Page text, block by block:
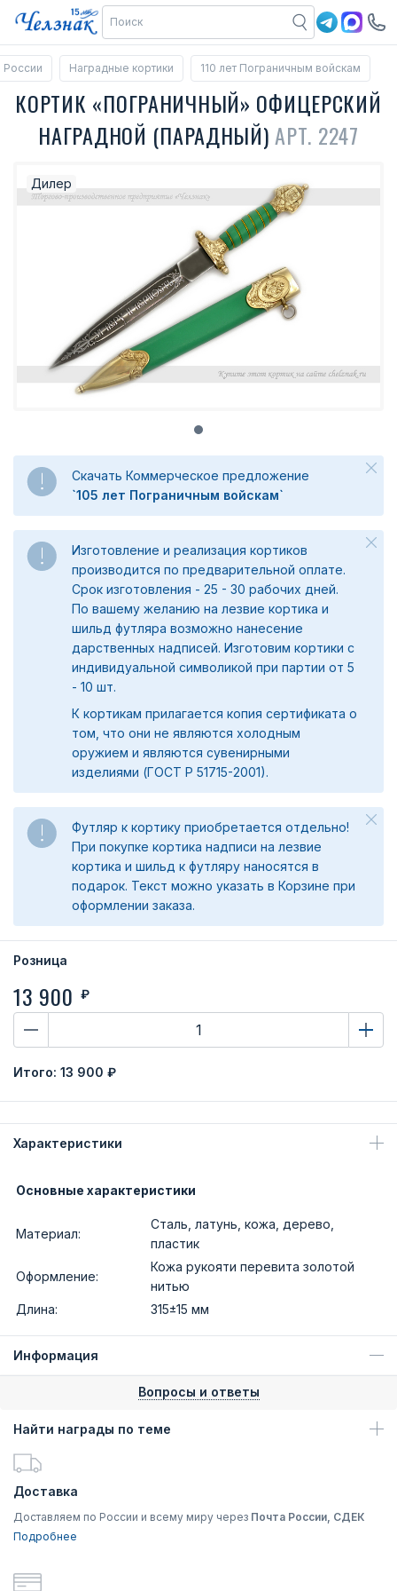
Наградные кортики 110 лет Пограничным войскам
КОРТИК «ПОГРАНИЧНЫЙ» ОФИЦЕРСКИЙ
НАГРАДНОЙ (ПАРАДНЫЙ)АРТ. 2247
Дилер
Скачать Коммерческое предложение
`105 лет Пограничным войскам`
Изготовление и реализация кортиков
производится по предварительной оплате.
Срок изготовления - 25 - 30 рабочих дней.
По вашему желанию на лезвие кортика и
шильд футляра возможно нанесение
дарственных надписей. Изготовим кортики с
индивидуальной символикой при партии от 5
- 10 шт.
К кортикам прилагается копия сертификата о
том, что они не являются холодным
оружием и являются сувенирными
изделиями (ГОСТ Р 51715-2001).
Футляр к кортику приобретается отдельно!
При покупке кортика надписи на лезвие
кортика и шильд к футляру наносятся в
подарок. Текст можно указать в Корзине при
оформлении заказа.
Розница
13 900 ₽
Итого: 13 900 ₽
Характеристики
Основные характеристики
Материал:
Сталь, латунь, кожа, дерево,
пластик
Оформление:
Кожа рукояти перевита золотой
нитью
Длина:
315±15 мм
Информация
Вопросы и ответы
Найти награды по теме
Доставка
Доставляем по России и всему миру через Почта России, СДЕК
Подробнее